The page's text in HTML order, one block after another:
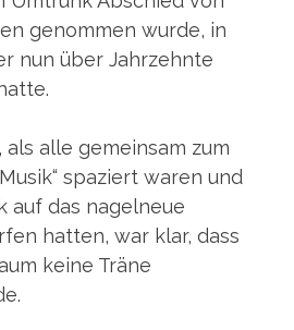
genommen wurde, in
nun über Jahrzehnte
alle gemeinsam zum
spaziert waren und
auf das nagelneue
hatten, war klar, dass
keine Träne